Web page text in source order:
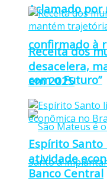
Aclamado por
confirmado à
com o Futuro”
Receita dos
desacelera,
em 2025
Espírito
atividade
Banco Central